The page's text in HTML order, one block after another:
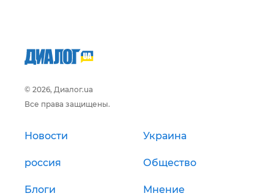
© 2026, Диалог.ua
Все права защищены.
Новости Украина
россия Общество
Блоги Мнение